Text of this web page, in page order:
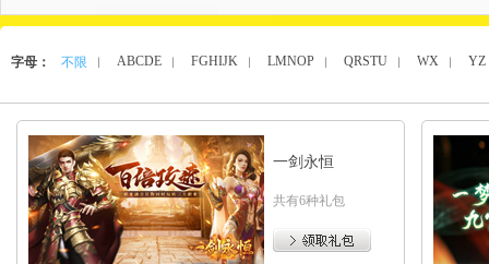
字母： 不限 ︱ ABCDE ︱ FGHIJK ︱ LMNOP ︱ QRSTU ︱ WX ︱ YZ
一剑永恒
共有6种礼包